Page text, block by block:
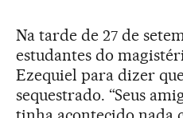
Na tarde de 27 de
estudantes do
Ezequiel para dizer
sequestrado. “Seus